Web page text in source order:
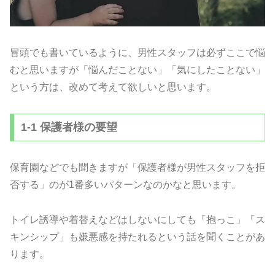
冒頭でも書いているように、男性スタッフは必ずここで悩
むと思いますが「悩んだことない」「気にしたことない」
という方は、改めて考えて欲しいと思います。
1-1 保護者様の要望
保育園などでも聞きますが「保護者様が男性スタッフを拒
否する」のが1番多いパターンなのかなと思います。
トイレ誘導や着替えなどはしないにしても「抱っこ」「ス
キンシップ」も嫌悪感を持たれるという話を聞くことがあ
ります。